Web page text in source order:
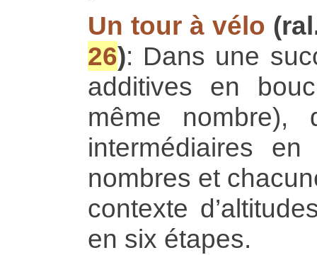
Un tour à vélo
26): Dans une
additives en
même nombre),
intermédiaires
nombres et
contexte
en six étapes.